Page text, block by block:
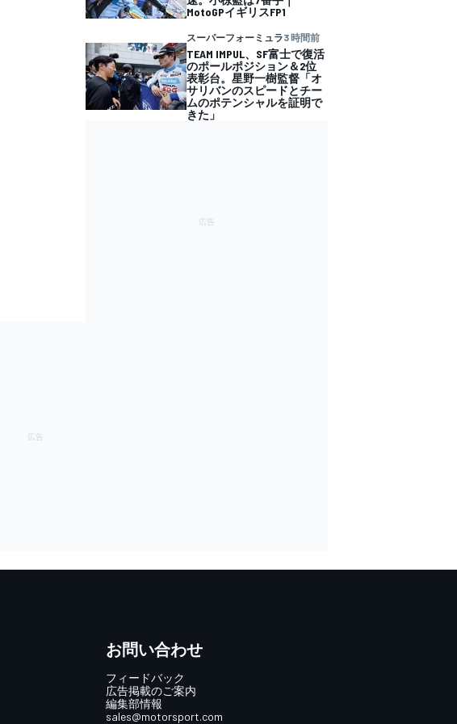
MotoGPイギリスFP1
スーパーフォーミュラ3 時間前
TEAM IMPUL、SF富士で復活
のポールポジション＆2位
表彰台。星野一樹監督「オ
サリバンのスピードとチー
ムのポテンシャルを証明で
きた」
お問い合わせ
フィードバック
広告掲載のご案内
編集部情報
sales@motorsport.com